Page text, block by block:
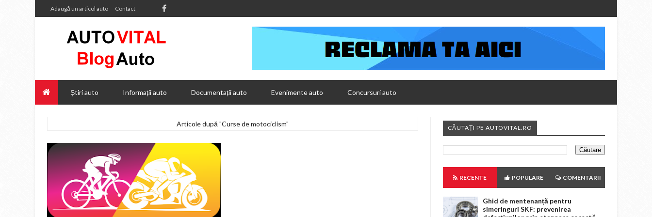
Adaugă un articol auto Contact
Știri auto Informații auto Documentații auto Evenimente auto Concursuri auto
Articole după "Curse de motociclism" CĂUTAȚI PE AUTOVITAL.RO
RECENTE POPULARE COMENTARII
Ghid de mentenanță pentru
simeringuri SKF: prevenirea